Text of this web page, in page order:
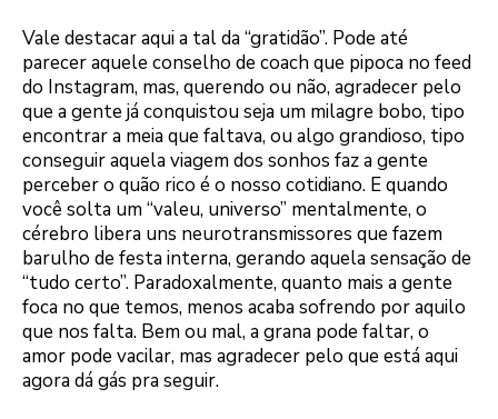
Vale destacar aqui a tal da “gratidão”. Pode até
parecer aquele conselho de coach que pipoca no feed
do Instagram, mas, querendo ou não, agradecer pelo
que a gente já conquistou seja um milagre bobo, tipo
encontrar a meia que faltava, ou algo grandioso, tipo
conseguir aquela viagem dos sonhos faz a gente
perceber o quão rico é o nosso cotidiano. E quando
você solta um “valeu, universo” mentalmente, o
cérebro libera uns neurotransmissores que fazem
barulho de festa interna, gerando aquela sensação de
“tudo certo”. Paradoxalmente, quanto mais a gente
foca no que temos, menos acaba sofrendo por aquilo
que nos falta. Bem ou mal, a grana pode faltar, o
amor pode vacilar, mas agradecer pelo que está aqui
agora dá gás pra seguir.